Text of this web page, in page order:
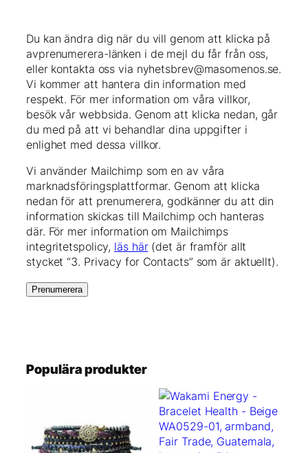
Du kan ändra dig när du vill genom att klicka på
avprenumerera-länken i de mejl du får från oss,
eller kontakta oss via nyhetsbrev@masomenos.se.
Vi kommer att hantera din information med
respekt. För mer information om våra villkor,
besök vår webbsida. Genom att klicka nedan, går
du med på att vi behandlar dina uppgifter i
enlighet med dessa villkor.
Vi använder Mailchimp som en av våra
marknadsföringsplattformar. Genom att klicka
nedan för att prenumerera, godkänner du att din
information skickas till Mailchimp och hanteras
där. För mer information om Mailchimps
integritetspolicy, läs här(det är framför allt
stycket “3. Privacy for Contacts” som är aktuellt).
Populära produkter